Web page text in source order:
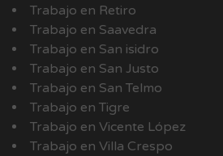
Trabajo en Retiro
Trabajo en Saavedra
Trabajo en San isidro
Trabajo en San Justo
Trabajo en San Telmo
Trabajo en Tigre
Trabajo en Vicente López
Trabajo en Villa Crespo